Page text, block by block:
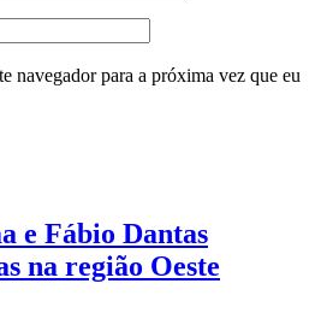
navegador para a próxima vez que eu
e Fábio Dantas
na região Oeste